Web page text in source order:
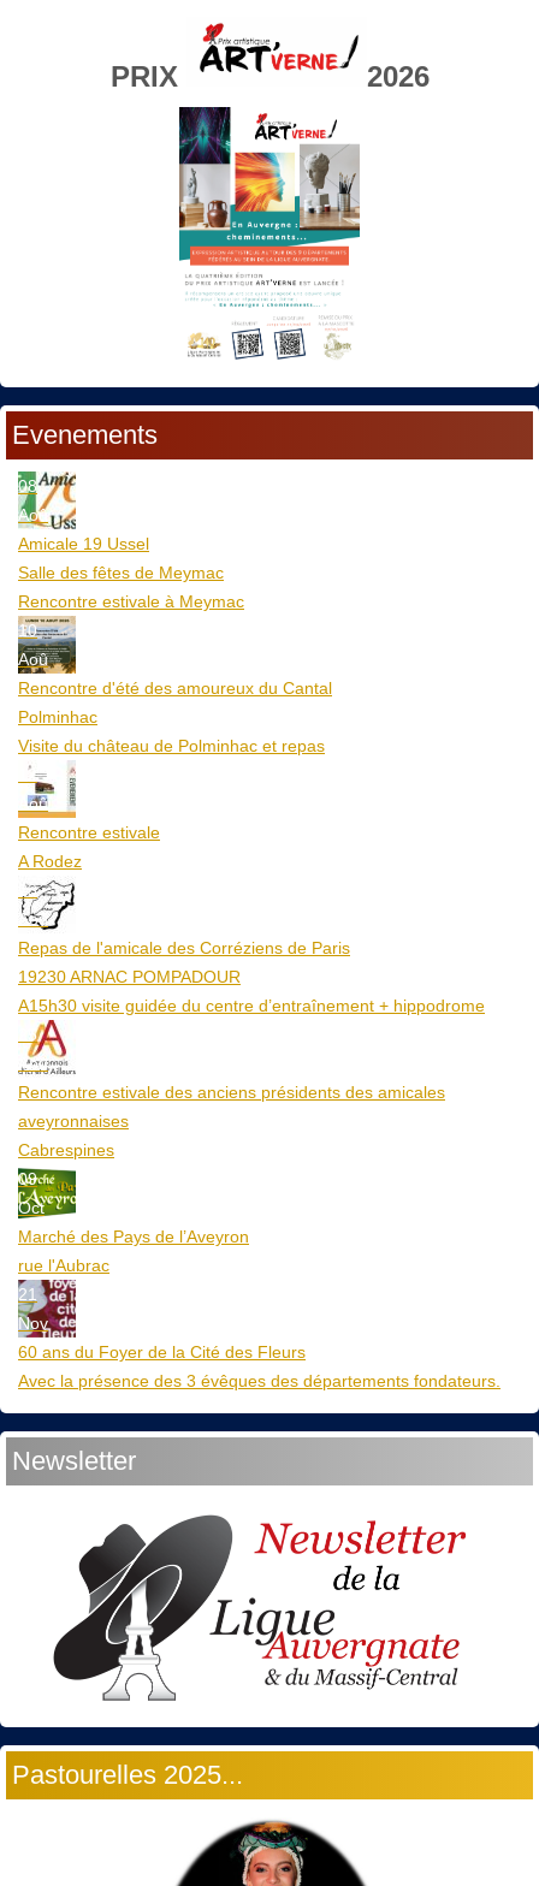
PRIX 2026
Evenements
08
Aoû
Amicale 19 Ussel
Salle des fêtes de Meymac
Rencontre estivale à Meymac
10
Aoû
Rencontre d'été des amoureux du Cantal
Polminhac
Visite du château de Polminhac et repas
12
Aoû
Rencontre estivale
A Rodez
23
Aoû
Repas de l'amicale des Corréziens de Paris
19230 ARNAC POMPADOUR
A15h30 visite guidée du centre d’entraînement + hippodrome
25
Aoû
Rencontre estivale des anciens présidents des amicales
aveyronnaises
Cabrespines
09
Oct
Marché des Pays de l’Aveyron
rue l'Aubrac
21
Nov
60 ans du Foyer de la Cité des Fleurs
Avec la présence des 3 évêques des départements fondateurs.
Newsletter
Pastourelles 2025...